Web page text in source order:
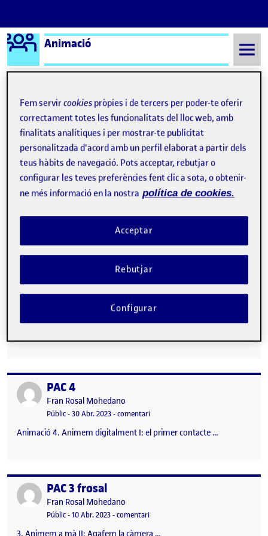
Saltar al contingut
Logo Ágora
Animació
Semestre 20222 - Aula 1 Fran Rosal Mohedano
Fran Rosal Mohedano
Publicat perPAC 6
Publicat per
Fran Rosal Mohedano
Publicat perPAC 5
Data de publicació
22 Maig 2023 -comentariel PAC 5
Publicat perPAC 4
Publicat per
Fran Rosal Mohedano
Visibilitat:
Públic-Data de publicació
30 Abr. 202330 abril, 2023 9:52 pm
-comentariel PAC 4
Animació 4. Animem digitalment I: el primer contacte …
Publicat perPAC 3 frosal
Publicat per
Fran Rosal Mohedano
Visibilitat:
Públic-Data de publicació
10 Abr. 2023-comentariel PAC 3 frosal
3. Animem a mà II: Agafem la càmera …
Fem servircookies pròpies i de tercers per poder-te oferir
correctament totes les funcionalitats del lloc web, amb
finalitats analítiques i per mostrar-te publicitat
personalitzada d'acord amb un perfil elaborat a partir dels
teus hàbits de navegació. Pots acceptar, rebutjar o
configurar les teves preferències fent clic a sota, o obtenir-
ne més informació en la nostra política de cookies.
Rebutjar
Acceptar
Configurar